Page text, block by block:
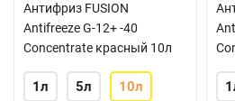
Антифриз FUSION
Antifreeze G-12+ -40
Concentrate красный 10л
1л 5л 10л